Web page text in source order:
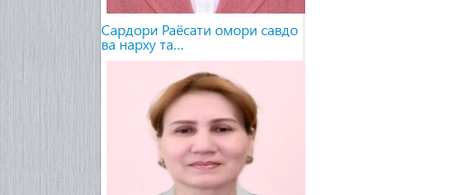
Сардори Раёсати омори савдо
ва нарху та…